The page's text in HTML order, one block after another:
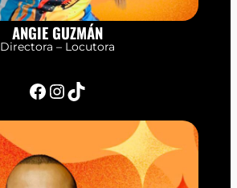
ANGIE GUZMÁN
Directora – Locutora
Facebook InstagramTikTok